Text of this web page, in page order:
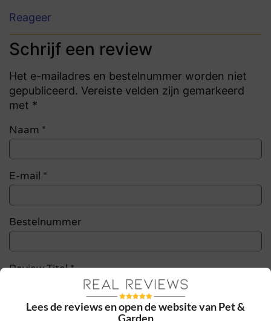
Reageer
Schrijf een review
Het e-mailadres en bestelnummer worden niet
gepubliceerd. Vereiste velden zijn gemarkeerd
met *
Naam *
E-mail *
Bestelnummer
Review Titel *
Lees de reviews en open de website van Pet &
Garden